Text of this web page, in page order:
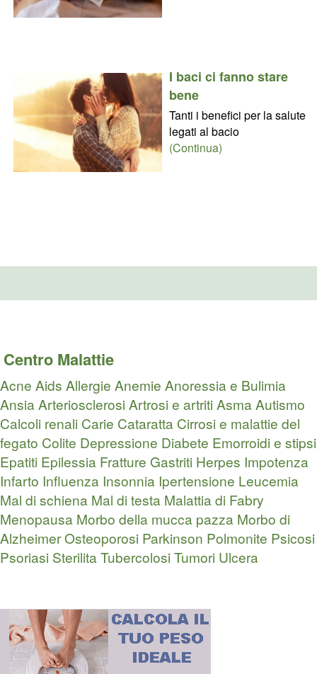
I baci ci fanno stare
bene
Tanti i benefici per la salute
legati al bacio
(Continua)
Centro Malattie
Acne Aids Allergie Anemie Anoressia e Bulimia
AnsiaArteriosclerosiArtrosi e artritiAsmaAutismo
Calcoli renali Carie Cataratta Cirrosi e malattie del
fegato Colite Depressione Diabete Emorroidi e stipsi
Epatiti Epilessia Fratture Gastriti Herpes Impotenza
Infarto Influenza Insonnia Ipertensione Leucemia
Mal di schiena Mal di testa Malattia di Fabry
Menopausa Morbo della mucca pazza Morbo di
AlzheimerOsteoporosi Parkinson Polmonite Psicosi
Psoriasi SterilitaTubercolosiTumori Ulcera